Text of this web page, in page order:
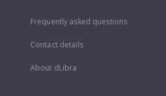
Frequently asked questions
Contact details
About dLibra